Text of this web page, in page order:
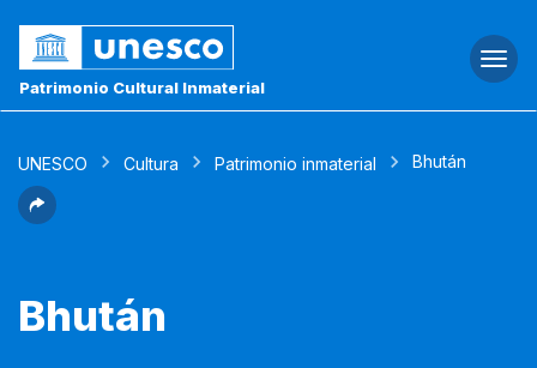
Patrimonio Cultural Inmaterial
UNESCO Cultura Patrimonio inmaterial Bhután
Bhután